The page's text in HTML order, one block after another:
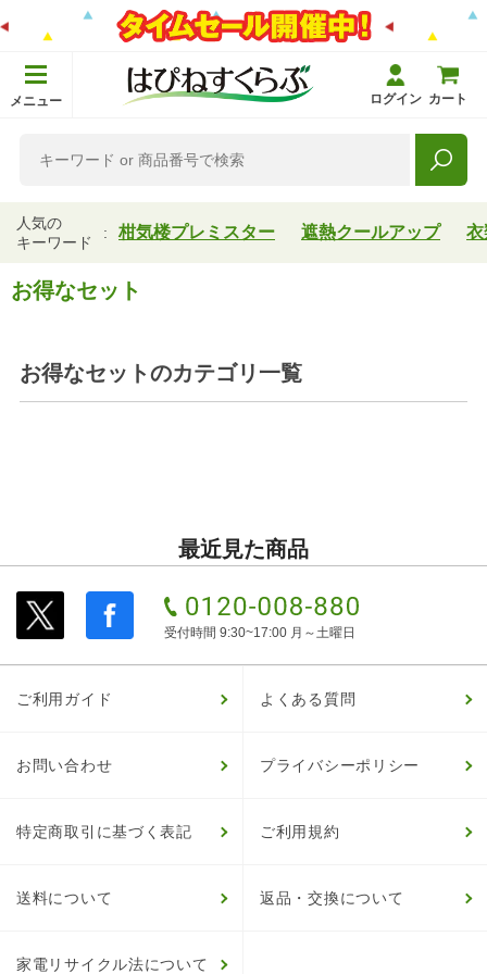
メニュー ログイン カート
人気の
キーワード
柑気楼プレミスター 遮熱クールアップ 衣
お得なセット
お得なセットのカテゴリ一覧
最近見た商品
受付時間 9:30~17:00 月～土曜日
ご利用ガイド よくある質問
お問い合わせ プライバシーポリシー
特定商取引に基づく表記 ご利用規約
送料について 返品・交換について
家電リサイクル法について